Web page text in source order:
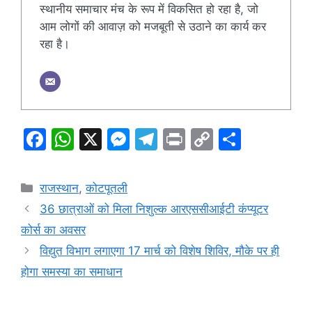
स्थानीय समाचार मंच के रूप में विकसित हो रहा है, जो
आम लोगों की आवाज़ को मजबूती से उठाने का कार्य कर
रहा है।
F
c
e
b
o
o
W
at
s
A
p
p
X
M
s
n
T
gr
m
Pr C
y
n
e
Categories
राजस्थान,कोटपूतली
36 छात्राओं को मिला निशुल्क आरएससीआईटी कंप्यूटर
कोर्स का अवसर
विद्युत विभाग लगाएगा 17 मार्च को विशेष शिविर, मौके पर ही
होगा समस्या का समाधान